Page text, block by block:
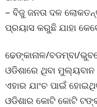
– ବିଜୁ ଜନତା ଦଳ
ପ୍ରୟାସ କରୁଛି ଯାହା
ଢେଙ୍କାନାଳ/ବଡମ୍ବା/
ଓଡିଶାରେ ଥିବା
ଏହାର ଯାଂଚ ପାଇଁ
ଓଡିଶାର କୋଟି କୋଟି